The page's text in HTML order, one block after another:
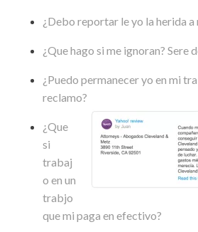
¿Debo reportar le yo la herida a
¿Que hago si me ignoran? Sere
¿Puedo permanecer yo en mi
reclamo?
¿Que
si
trabaj
o en un
trabjo
que mi paga en efectivo?